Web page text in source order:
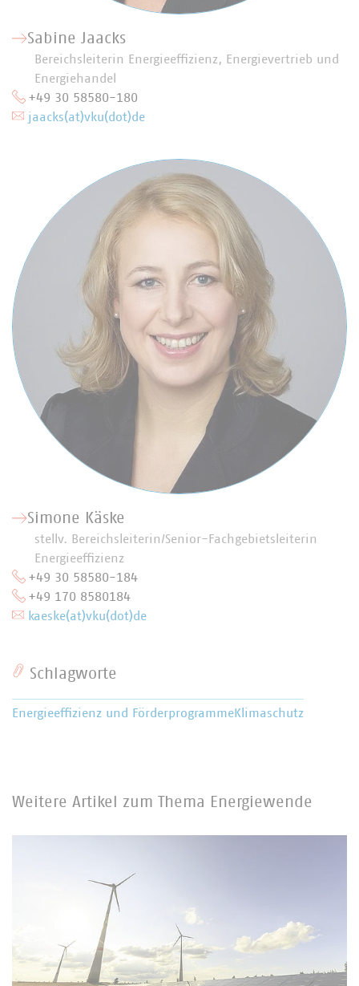
Sabine Jaacks
Bereichsleiterin Energieeffizienz, Energievertrieb und
Energiehandel
+49 30 58580-180
jaacks(at)vku(dot)de
Simone Käske
stellv. Bereichsleiterin/Senior-Fachgebietsleiterin
Energieeffizienz
+49 30 58580-184
+49 170 8580184
kaeske(at)vku(dot)de
Schlagworte
Energieeffizienz und FörderprogrammeKlimaschutz
Weitere Artikel zum Thema Energiewende